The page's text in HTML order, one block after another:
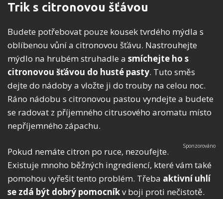
Trik s citronovou šťávou
Budete potřebovat pouze kousek tvrdého mýdla s
oblíbenou vůní a citronovou šťávu. Nastrouhejte
mýdlo na hrubém struhadle a smíchejte ho s
citronovou šťávou do husté pasty. Tuto směs
dejte do nádoby a vložte ji do trouby na celou noc.
Ráno nádobu s citronovou pastou vyndejte a budete
se radovat z příjemného citrusového aromatu místo
nepříjemného zápachu.
Pokud nemáte citron po ruce, nezoufejte.
Existuje mnoho běžných ingrediencí, které vám také
pomohou vyřešit tento problém. Třeba aktivní uhlí
se zdá být dobrý pomocníkv boji proti nečistotě.